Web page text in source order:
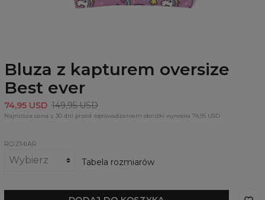
Bluza z kapturem oversize
Best ever
74,95 USD 149,95 USD
Najniższa cena z 30 dni przed wprowadzeniem obniżki wynosiła 74,95 USD
ROZMIAR
Tabela rozmiarów